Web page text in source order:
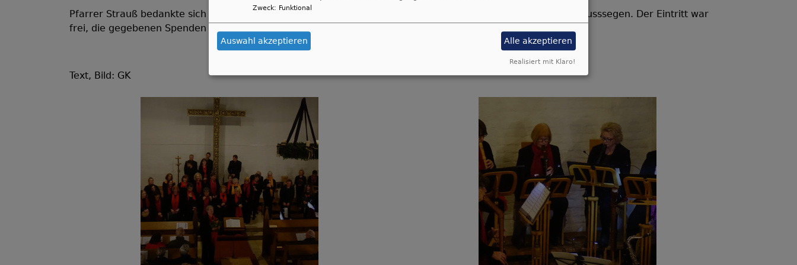
Pfarrer Strauß bedankte sich bei den Mitwirkenden und den Zuhörern, sprach ein Gebet und erteilte den Schlusssegen. Der Eintritt war
frei, die gegebenen Spenden werden für Renovierungsarbeiten in der Kirche verwendet werden.
Text, Bild: GK
Zweck: Funktional
Auswahl akzeptieren Alle akzeptieren
Realisiert mit Klaro!